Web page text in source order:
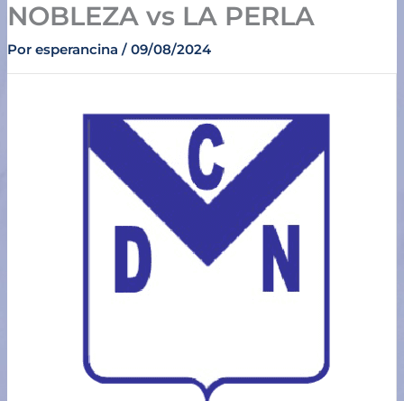
contenido
NOBLEZA vs LA PERLA
Por esperancina / 09/08/2024